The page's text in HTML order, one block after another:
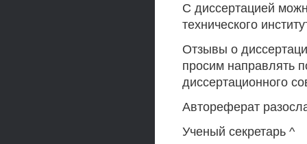
С диссертацией
технического
Отзывы о
просим направлять
диссертационного
Автореферат
Ученый секретарь ^